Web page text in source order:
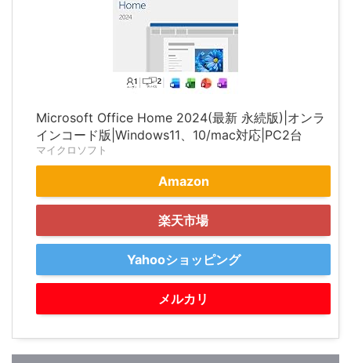
Microsoft Office Home 2024(最新 永続版)|オンラ
インコード版|Windows11、10/mac対応|PC2台
マイクロソフト
Amazon
楽天市場
Yahooショッピング
メルカリ